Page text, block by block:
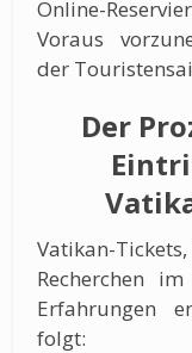
Online-
Voraus
der
Der
Vatikan-
Recherchen
Erfahrungen
folgt: